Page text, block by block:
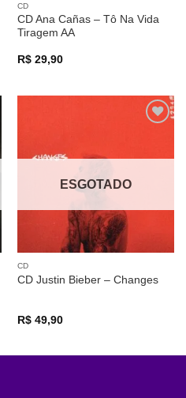
CD
CD Ana Cañas – Tô Na Vida
Tiragem AA
R$29,90
ESGOTADO
CD
CD Justin Bieber – Changes
R$49,90